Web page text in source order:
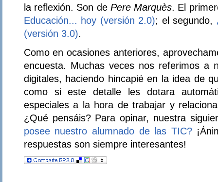
la reflexión. Son de Pere Marquès. El
Educación... hoy (versión 2.0); el segundo,
(versión 3.0).
Como en ocasiones anteriores,
encuesta. Muchas veces nos referimos a
digitales, haciendo hincapié en la idea de
como si este detalle les dotara
especiales a la hora de trabajar y
¿Qué pensáis? Para opinar, nuestra
posee nuestro alumnado de las TIC?
respuestas son siempre interesantes!